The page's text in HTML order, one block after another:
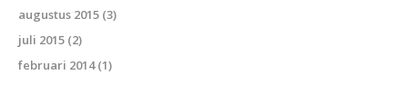
augustus 2015 (3)
juli 2015 (2)
februari 2014(1)